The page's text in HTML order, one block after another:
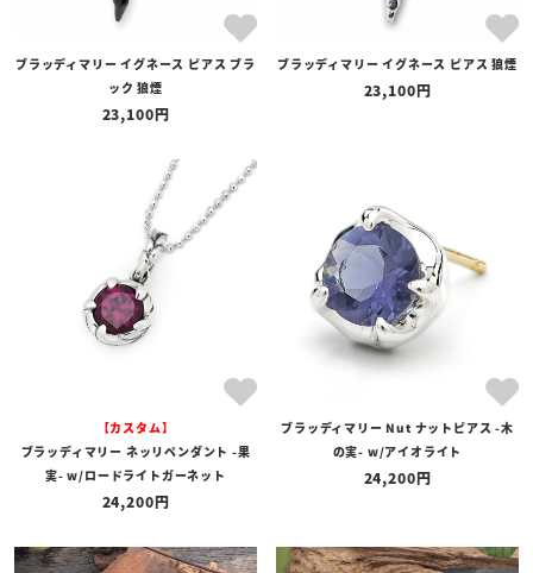
ブラッディマリー イグネース ピアス ブラ
ック 狼煙
23,100
ブラッディマリー イグネース ピアス 狼煙
23,100
【カスタム】
ブラッディマリー ネッリペンダント -果
実- w/ロードライトガーネット
24,200
ブラッディマリー Nut ナットピアス -木
の実- w/アイオライト
24,200